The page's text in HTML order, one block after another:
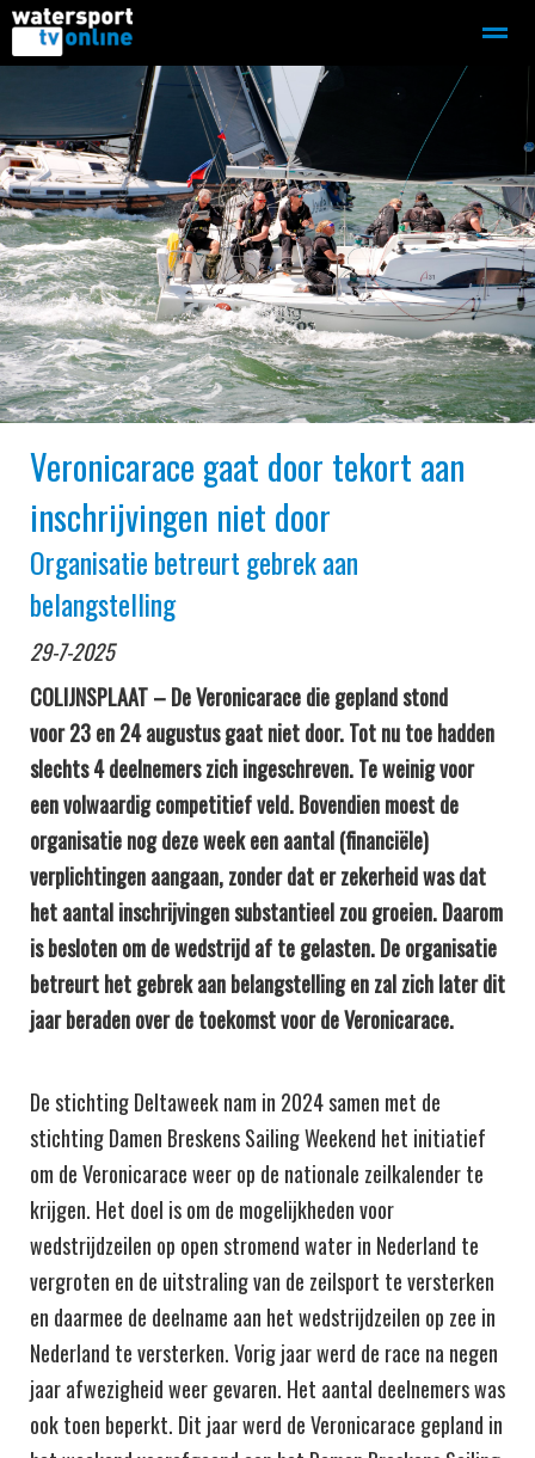
Motorboot-sloep Adverteren Redactie
Home Contact Bellen Zoeken
Veronicarace gaat door tekort aan
inschrijvingen niet door
Organisatie betreurt gebrek aan
belangstelling
29-7-2025
COLIJNSPLAAT – De Veronicarace die gepland stond
voor 23 en 24 augustus gaat niet door. Tot nu toe hadden
slechts 4 deelnemers zich ingeschreven. Te weinig voor
een volwaardig competitief veld. Bovendien moest de
organisatie nog deze week een aantal (financiële)
verplichtingen aangaan, zonder dat er zekerheid was dat
het aantal inschrijvingen substantieel zou groeien. Daarom
is besloten om de wedstrijd af te gelasten. De organisatie
betreurt het gebrek aan belangstelling en zal zich later dit
jaar beraden over de toekomst voor de Veronicarace.
De stichting Deltaweek nam in 2024 samen met de
stichting Damen Breskens Sailing Weekend het initiatief
om de Veronicarace weer op de nationale zeilkalender te
krijgen. Het doel is om de mogelijkheden voor
wedstrijdzeilen op open stromend water in Nederland te
vergroten en de uitstraling van de zeilsport te versterken
en daarmee de deelname aan het wedstrijdzeilen op zee in
Nederland te versterken. Vorig jaar werd de race na negen
jaar afwezigheid weer gevaren. Het aantal deelnemers was
ook toen beperkt. Dit jaar werd de Veronicarace gepland in